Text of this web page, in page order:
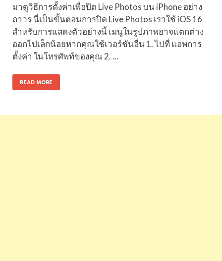
มาดูวิธีการตั้งค่าเพื่อปิด Live Photos บน iPhone อย่าง
ถาวร นี่เป็นขั้นตอนการปิด Live Photos เราใช้ iOS 16
สำหรับการแสดงตัวอย่างนี้ เมนูในรูปภาพอาจแตกต่าง
ออกไปเล็กน้อยหากคุณใช้เวอร์ชันอื่น 1. ไปที่ แอพการ
ตั้งค่า ในโทรศัพท์ของคุณ 2. …
READ MORE